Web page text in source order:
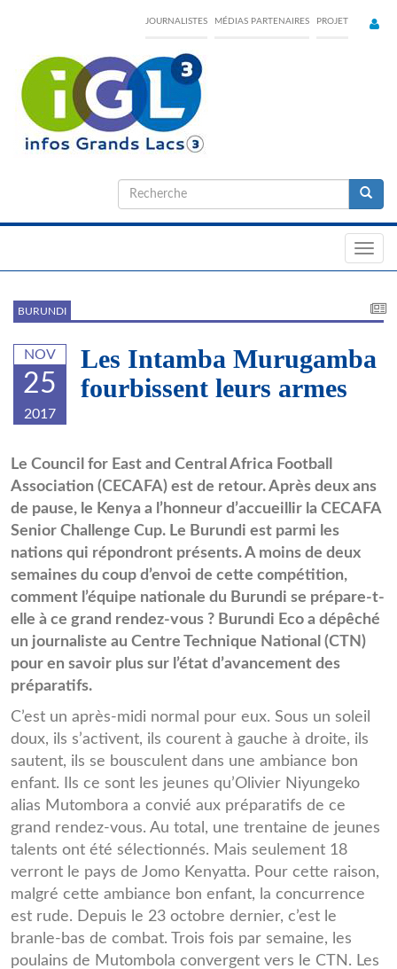
content
JOURNALISTES MÉDIAS PARTENAIRES PROJET
Formulaire
de
BURUNDI
NOV
25
2017
Les Intamba Murugamba
fourbissent leurs armes
gggggggggg.jpg
Le Council for East and Central Africa Football
Association (CECAFA) est de retour. Après deux ans
de pause, le Kenya a l’honneur d’accueillir la CECAFA
Senior Challenge Cup. Le Burundi est parmi les
nations qui répondront présents. A moins de deux
semaines du coup d’envoi de cette compétition,
comment l’équipe nationale du Burundi se prépare-t-
elle à ce grand rendez-vous ? Burundi Eco a dépêché
un journaliste au Centre Technique National (CTN)
pour en savoir plus sur l’état d’avancement des
préparatifs.
C’est un après-midi normal pour eux. Sous un soleil
doux, ils s’activent, ils courent à gauche à droite, ils
sautent, ils se bousculent dans une ambiance bon
enfant. Ils ce sont les jeunes qu’Olivier Niyungeko
alias Mutombora a convié aux préparatifs de ce
grand rendez-vous. Au total, une trentaine de jeunes
talents ont été sélectionnés. Mais seulement 18
verront le pays de Jomo Kenyatta. Pour cette raison,
malgré cette ambiance bon enfant, la concurrence
est rude. Depuis le 23 octobre dernier, c’est le
branle-bas de combat. Trois fois par semaine, les
poulains de Mutombola convergent vers le CTN. Les